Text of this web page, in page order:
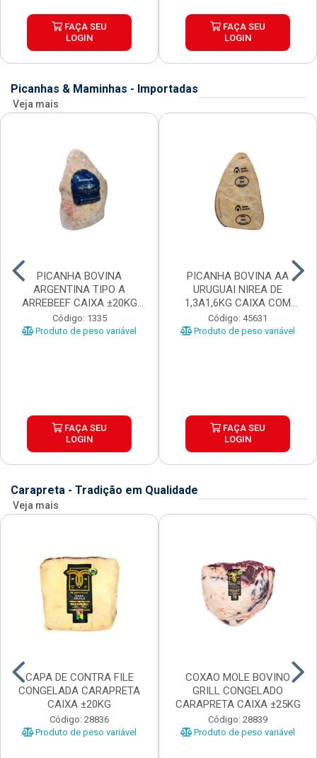
FAÇA SEU
LOGIN
FAÇA SEU
LOGIN
Picanhas & Maminhas - Importadas
Veja mais
PICANHA BOVINA
ARGENTINA TIPO A
ARREBEEF CAIXA ±20KG
PEÇAS 1...
Código: 1335
Produto de peso variável
FAÇA SEU
LOGIN
PICANHA BOVINA AA
URUGUAI NIREA DE
1,3A1,6KG CAIXA COM
±15KG
Código: 45631
Produto de peso variável
FAÇA SEU
LOGIN
Carapreta - Tradição em Qualidade
Veja mais
CAPA DE CONTRA FILE
CONGELADA CARAPRETA
CAIXA ±20KG
Código: 28836
Produto de peso variável
COXAO MOLE BOVINO
GRILL CONGELADO
CARAPRETA CAIXA ±25KG
Código: 28839
Produto de peso variável